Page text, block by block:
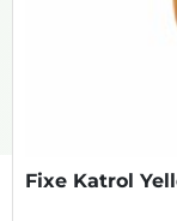
Fixe Katrol